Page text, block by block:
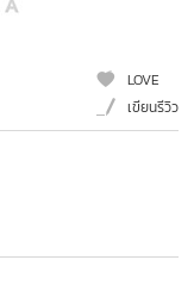
LOVE
เขียนรีวิว